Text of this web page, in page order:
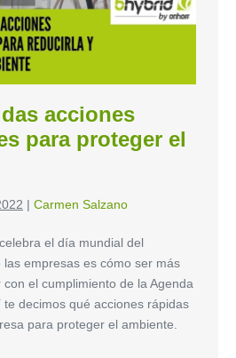
acciones
para proteger el
| Carmen Salzano
el día mundial del
empresas es cómo ser más
el cumplimiento de la Agenda
decimos qué acciones rápidas
para proteger el ambiente.